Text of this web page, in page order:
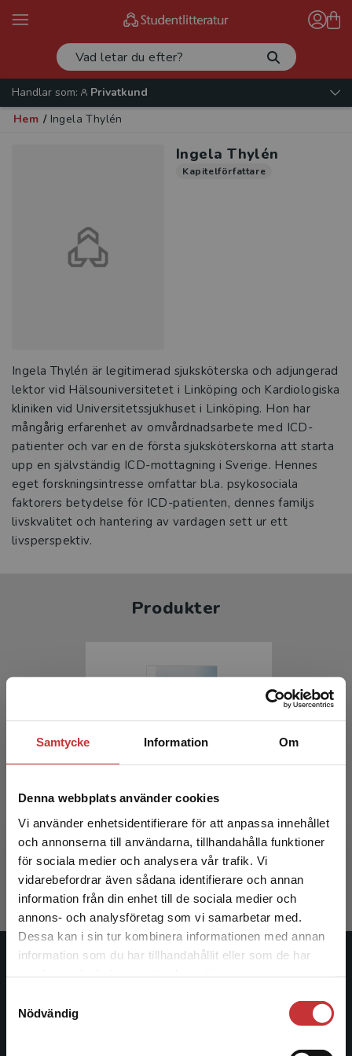
Samtycke Information Om
Denna webbplats använder cookies
Vi använder enhetsidentifierare för att anpassa innehållet
och annonserna till användarna, tillhandahålla funktioner
för sociala medier och analysera vår trafik. Vi
vidarebefordrar även sådana identifierare och annan
information från din enhet till de sociala medier och
annons- och analysföretag som vi samarbetar med.
Dessa kan i sin tur kombinera informationen med annan
information som du har tillhandahållit eller som de har
Nödvändig
Begränsad fraktregion
Det verkar som att du besöker
studentlitteratur.se via en enhet utanför Sverige.
Vi erbjuder inte leveranser utanför Sverige. För
att kunna slutföra ett köp måste
Handlar som:
Privatkund
Hem / Ingela Thylén
Ingela Thylén
Kapitelförfattare
Ingela Thylén är legitimerad sjuksköterska och adjungerad
lektor vid Hälsouniversitetet i Linköping och Kardiologiska
kliniken vid Universitetssjukhuset i Linköping. Hon har
mångårig erfarenhet av omvårdnadsarbete med ICD-
patienter och var en de första sjuksköterskorna att starta
upp en självständig ICD-mottagning i Sverige. Hennes
eget forskningsintresse omfattar bl.a. psykosociala
faktorers betydelse för ICD-patienten, dennes familjs
livskvalitet och hantering av vardagen sett ur ett
livsperspektiv.
Produkter
Kardiologisk omvårdnad
Fridlund, Bengt m.fl. (red.)
363 krinkl. moms
Exkl. moms: 342 kr
Studentlitteratur
Studentlitteratur grundades 1963 och är idag Sveriges
ledande utbildningsförlag. Med läromedel, kurslitteratur,